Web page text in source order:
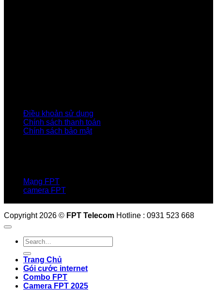
Điều khoản sử dụng
Chính sách thanh toán
Chính sách bảo mật
Mạng FPT
camera FPT
Copyright 2026 © FPT Telecom Hotline : 0931 523 668
Trang Chủ
Gói cước internet
Combo FPT
Camera FPT 2025